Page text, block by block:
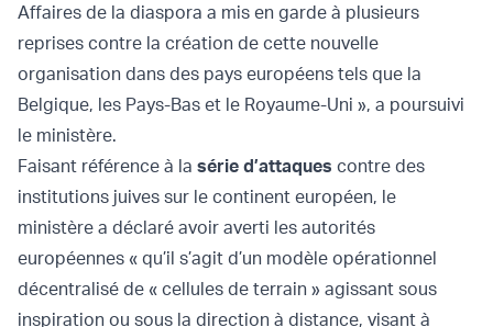
Affaires de la diaspora a mis en garde à plusieurs
reprises contre la création de cette nouvelle
organisation dans des pays européens tels que la
Belgique, les Pays-Bas et le Royaume-Uni », a poursuivi
le ministère.
Faisant référence à la série d’attaques contre des
institutions juives sur le continent européen, le
ministère a déclaré avoir averti les autorités
européennes « qu’il s’agit d’un modèle opérationnel
décentralisé de « cellules de terrain » agissant sous
inspiration ou sous la direction à distance, visant à